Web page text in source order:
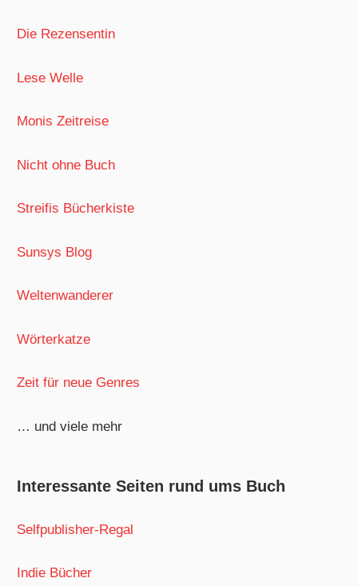
Die Rezensentin
Lese Welle
Monis Zeitreise
Nicht ohne Buch
Streifis Bücherkiste
Sunsys Blog
Weltenwanderer
Wörterkatze
Zeit für neue Genres
… und viele mehr
Interessante Seiten rund ums Buch
Selfpublisher-Regal
Indie Bücher